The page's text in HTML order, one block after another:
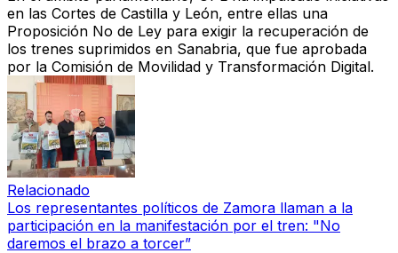
en las Cortes de Castilla y León, entre ellas una
Proposición No de Ley para exigir la recuperación de
los trenes suprimidos en Sanabria, que fue aprobada
por la Comisión de Movilidad y Transformación Digital.
Relacionado
Los representantes políticos de Zamora llaman a la
participación en la manifestación por el tren: "No
daremos el brazo a torcer”